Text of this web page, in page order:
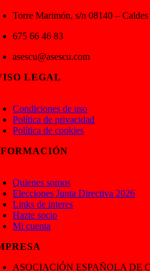
Torre Marimón, s/n 08140 –
675 66 46 83
asescu@asescu.com
LEGAL
Condiciones de uso
Política de privacidad
Política de cookies
Quienes somos
Elecciones Junta Directiva 2026
Links de interes
Hazte socio
Mi cuenta
ASOCIACIÓN ESPAÑOLA DE